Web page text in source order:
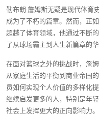
勒布朗·詹姆斯无疑是现代体育
成为了不朽的篇章。然而，正
超越了体育领域，他通过不断
了从球场霸主到人生新篇章的华
在面对篮球之外的挑战时，詹
从家庭生活的平衡到商业帝国
员如何实现个人价值的多样化
继续启发更多的人，特别是年
社会上发挥更大的正向影响力。